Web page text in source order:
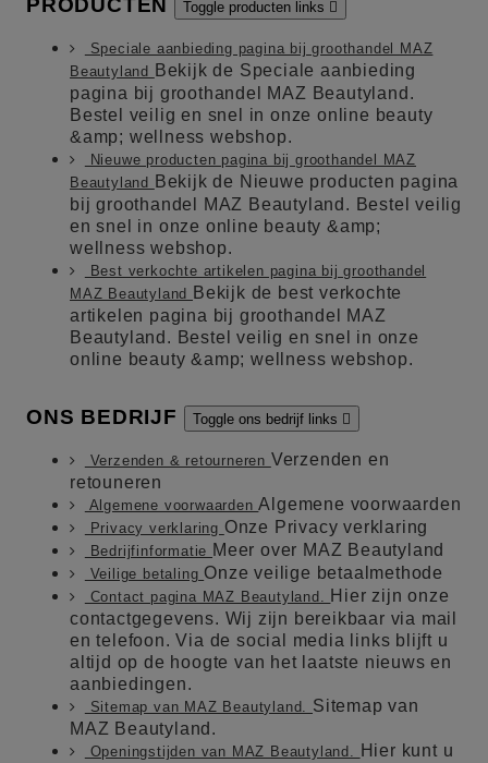
PRODUCTEN Toggle producten links 
Speciale aanbieding pagina bij groothandel MAZ
Beautyland
Bekijk de Speciale aanbieding
pagina bij groothandel MAZ Beautyland.
Bestel veilig en snel in onze online beauty
&amp; wellness webshop.
Nieuwe producten pagina bij groothandel MAZ
Beautyland
Bekijk de Nieuwe producten pagina
bij groothandel MAZ Beautyland. Bestel veilig
en snel in onze online beauty &amp;
wellness webshop.
Best verkochte artikelen pagina bij groothandel
MAZ Beautyland
Bekijk de best verkochte
artikelen pagina bij groothandel MAZ
Beautyland. Bestel veilig en snel in onze
online beauty &amp; wellness webshop.
ONS BEDRIJF Toggle ons bedrijf links 
Verzenden & retourneren Verzenden en
retouneren
Algemene voorwaardenAlgemene voorwaarden
Privacy verklaring Onze Privacy verklaring
Bedrijfinformatie Meer over MAZ Beautyland
Veilige betaling Onze veilige betaalmethode
Contact pagina MAZ Beautyland. Hier zijn onze
contactgegevens. Wij zijn bereikbaar via mail
en telefoon. Via de social media links blijft u
altijd op de hoogte van het laatste nieuws en
aanbiedingen.
Sitemap van MAZ Beautyland. Sitemap van
MAZ Beautyland.
Openingstijden van MAZ Beautyland.
Hier kunt u